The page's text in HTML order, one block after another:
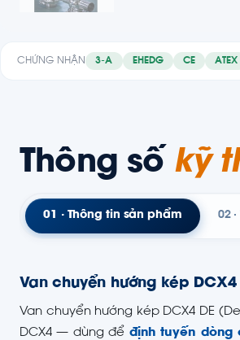
CHỨNG NHẬN 3-A EHEDG CE ATEX
Thông số kỹ
01 · Thông tin sản phẩm 02
Van chuyển hướng kép DCX4
Van chuyển hướng kép DCX4 DE
DCX4 — dùng để định tuyến dòng